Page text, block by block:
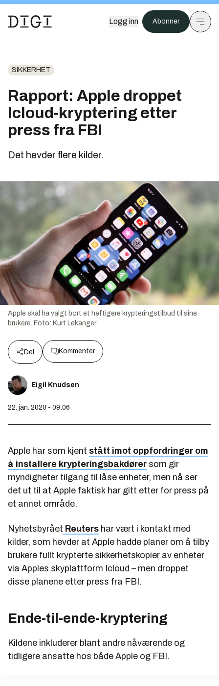
Logg inn Abonner
SIKKERHET
Rapport: Apple droppet
Icloud-kryptering etter
press fra FBI
Det hevder flere kilder.
Apple skal ha valgt bort et heftigere krypteringstilbud til sine
brukere. Foto: Kurt Lekanger
Del Kommenter
Eigil Knudsen
22. jan. 2020 - 09:06
Apple har som kjent stått imot oppfordringer om
å installere krypteringsbakdører som gir
myndigheter tilgang til låse enheter, men nå ser
det ut til at Apple faktisk har gitt etter for press på
et annet område.
Nyhetsbyrået Reuters har vært i kontakt med
kilder, som hevder at Apple hadde planer om å tilby
brukere fullt krypterte sikkerhetskopier av enheter
via Apples skyplattform Icloud – men droppet
disse planene etter press fra FBI.
Ende-til-ende-kryptering
Kildene inkluderer blant andre nåværende og
tidligere ansatte hos både Apple og FBI.